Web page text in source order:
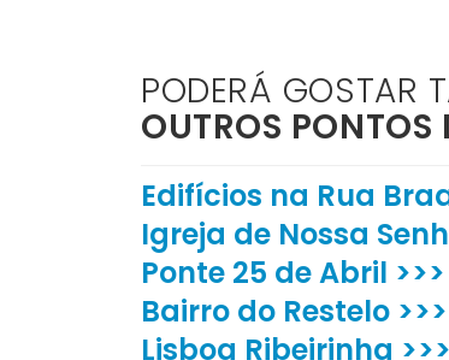
PODERÁ GOSTAR
OUTROS PONTOS
Edifícios na Rua
Igreja de Nossa
Ponte 25 de Abril >>>
Bairro do Restelo >>>
Lisboa Ribeirinha >>>